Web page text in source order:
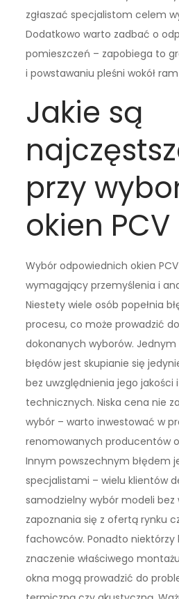
zgłaszać specjalistom celem
Dodatkowo warto zadbać o
pomieszczeń – zapobiega to
i powstawaniu pleśni wokół
Jakie są
przy
okien PCV
Wybór odpowiednich okien
wymagający przemyślenia i
Niestety wiele osób popełnia
procesu, co może prowadzić
dokonanych wyborów.
błędów jest skupianie się
bez uwzględnienia jego
technicznych. Niska cena nie
wybór – warto inwestować w
renomowanych producentów
Innym powszechnym błędem
specjalistami – wielu klientów
samodzielny wybór modeli bez
zapoznania się z ofertą rynku
fachowców. Ponadto niektórzy
znaczenie właściwego
okna mogą prowadzić do